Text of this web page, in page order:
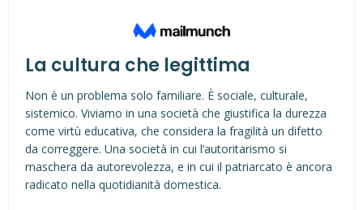
La cultura che legittima
Non è un problema solo familiare. È sociale, culturale,
sistemico. Viviamo in una società che giustifica la durezza
come virtù educativa, che considera la fragilità un difetto
da correggere. Una società in cui l’autoritarismo si
maschera da autorevolezza, e in cui il patriarcato è ancora
radicato nella quotidianità domestica.